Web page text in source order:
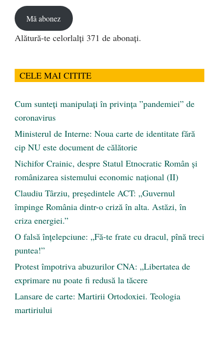
Mă abonez
Alătură-te celorlalți 371 de abonați.
CELE MAI CITITE
Cum sunteți manipulați în privința ”pandemiei” de
coronavirus
Ministerul de Interne: Noua carte de identitate fără
cip NU este document de călătorie
Nichifor Crainic, despre Statul Etnocratic Român şi
românizarea sistemului economic naţional (II)
Claudiu Târziu, președintele ACT: „Guvernul
împinge România dintr-o criză în alta. Astăzi, în
criza energiei.”
O falsă înțelepciune: „Fă-te frate cu dracul, pînă treci
puntea!”
Protest împotriva abuzurilor CNA: „Libertatea de
exprimare nu poate fi redusă la tăcere
Lansare de carte: Martirii Ortodoxiei. Teologia
martiriului